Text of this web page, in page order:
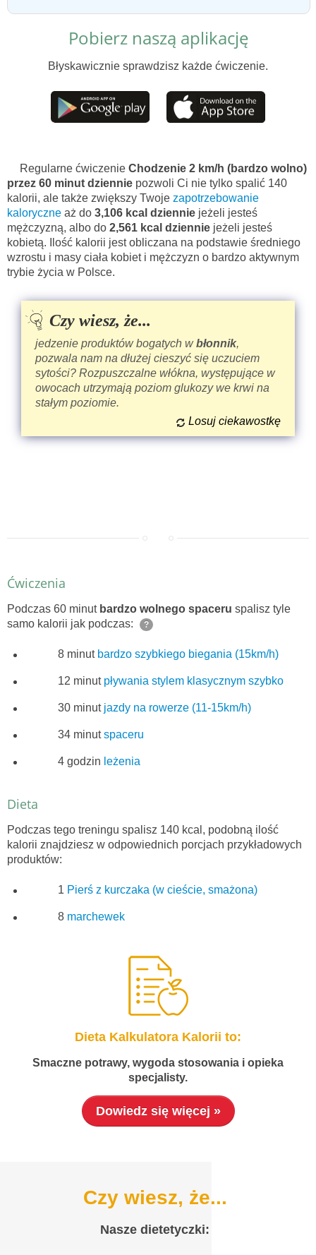
Pobierz naszą aplikację
Błyskawicznie sprawdzisz każde ćwiczenie.
Regularne ćwiczenie Chodzenie 2 km/h (bardzo wolno)
przez 60 minut dziennie pozwoli Ci nie tylko spalić 140
kalorii, ale także zwiększy Twoje zapotrzebowanie
kaloryczne aż do 3,106 kcal dziennie jeżeli jesteś
mężczyzną, albo do 2,561 kcal dziennie jeżeli jesteś
kobietą. Ilość kalorii jest obliczana na podstawie średniego
wzrostu i masy ciała kobiet i mężczyzn o bardzo aktywnym
trybie życia w Polsce.
Czy wiesz, że...
jedzenie produktów bogatych wbłonnik,
pozwala nam na dłużej cieszyć się uczuciem
sytości? Rozpuszczalne włókna, występujące w
owocach utrzymają poziom glukozy we krwi na
stałym poziomie.
Losuj ciekawostkę
Ćwiczenia
Podczas 60 minut bardzo wolnego spaceru spalisz tyle
samo kalorii jak podczas:
?
8 minut bardzo szybkiego biegania (15km/h)
12 minut pływania stylem klasycznym szybko
30 minut jazdy na rowerze (11-15km/h)
34 minutspaceru
4 godzin leżenia
Dieta
Podczas tego treningu spalisz 140 kcal, podobną ilość
kalorii znajdziesz w odpowiednich porcjach przykładowych
produktów:
1 Pierś z kurczaka (w cieście, smażona)
8 marchewek
Dieta Kalkulatora Kalorii to:
Smaczne potrawy, wygoda stosowania i opieka
specjalisty.
Dowiedz się więcej »
Czy wiesz, że...
Nasze dietetyczki: